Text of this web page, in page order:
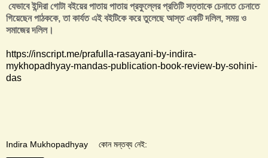
যেভাবে ইন্দিরা গোটা বইয়ের পাতায় পাতায় প্রফুল্লের প্রতিটি সত্তাকে চেনাতে চেনাতে
গিয়েছেন পাঠককে, তা কার্যত এই বইটিকে করে তুলেছে আস্ত একটি দলিল, সময় ও
সমাজের দলিল।
https://inscript.me/prafulla-rasayani-by-indira-
mykhopadhyay-mandas-publication-book-review-by-sohini-
das
Indira Mukhopadhyay কোন মন্তব্য নেই: